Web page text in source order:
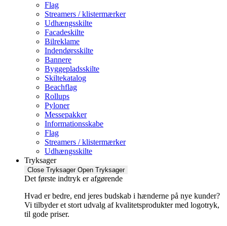
Flag
Streamers / klistermærker
Udhængsskilte
Facadeskilte
Bilreklame
Indendørsskilte
Bannere
Byggepladsskilte
Skiltekatalog
Beachflag
Rollups
Pyloner
Messepakker
Informationsskabe
Flag
Streamers / klistermærker
Udhængsskilte
Tryksager
Close Tryksager Open Tryksager
Det første indtryk er afgørende
Hvad er bedre, end jeres budskab i hænderne på nye kunder?
Vi tilbyder et stort udvalg af kvalitetsprodukter med logotryk,
til gode priser.